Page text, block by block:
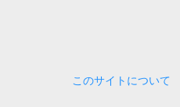
このサイトについて